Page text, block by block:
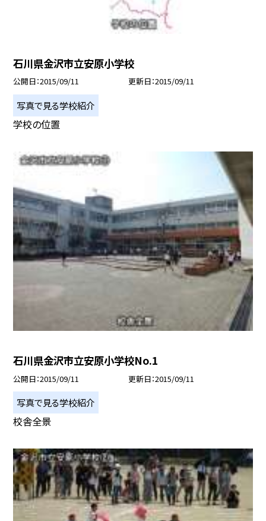
石川県金沢市立安原小学校
公開日 2015/09/11 更新日 2015/09/11
写真で見る学校紹介
学校の位置
石川県金沢市立安原小学校No.1
公開日 2015/09/11 更新日 2015/09/11
写真で見る学校紹介
校舎全景